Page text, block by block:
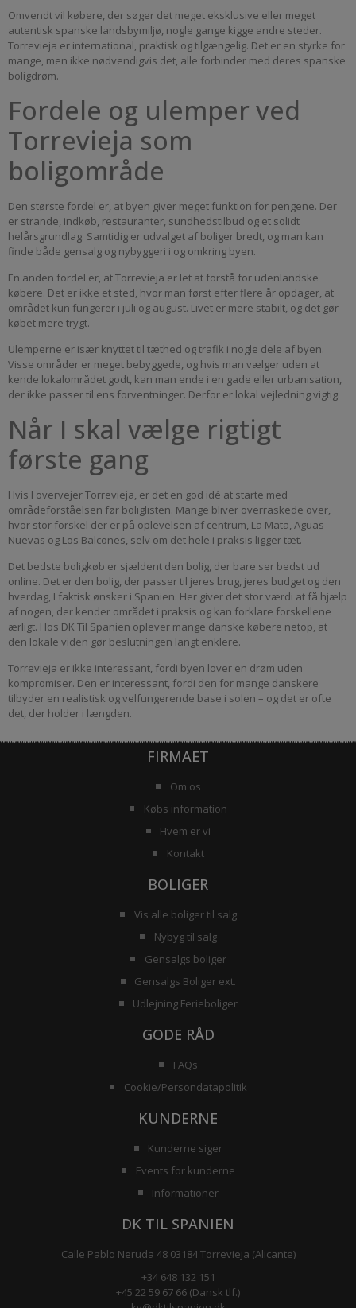
Omvendt vil købere, der søger det meget eksklusive eller meget
autentisk spanske landsbymiljø, nogle gange kigge andre steder.
Torrevieja er international, praktisk og tilgængelig. Det er en styrke for
mange, men ikke nødvendigvis det, alle forbinder med deres spanske
boligdrøm.
Fordele og ulemper ved
Torrevieja som
boligområde
Den største fordel er, at byen giver meget funktion for pengene. Der
er strande, indkøb, restauranter, sundhedstilbud og et solidt
helårsgrundlag. Samtidig er udvalget af boliger bredt, og man kan
finde både gensalg og nybyggeri i og omkring byen.
En anden fordel er, at Torrevieja er let at forstå for udenlandske
købere. Det er ikke et sted, hvor man først efter flere år opdager, at
området kun fungerer i juli og august. Livet er mere stabilt, og det gør
købet mere trygt.
Ulemperne er især knyttet til tæthed og trafik i nogle dele af byen.
Visse områder er meget bebyggede, og hvis man vælger uden at
kende lokalområdet godt, kan man ende i en gade eller urbanisation,
der ikke passer til ens forventninger. Derfor er lokal vejledning vigtig.
Når I skal vælge rigtigt
første gang
Hvis I overvejer Torrevieja, er det en god idé at starte med
områdeforståelsen før boliglisten. Mange bliver overraskede over,
hvor stor forskel der er på oplevelsen af centrum, La Mata, Aguas
Nuevas og Los Balcones, selv om det hele i praksis ligger tæt.
Det bedste boligkøb er sjældent den bolig, der bare ser bedst ud
online. Det er den bolig, der passer til jeres brug, jeres budget og den
hverdag, I faktisk ønsker i Spanien. Her giver det stor værdi at få hjælp
af nogen, der kender området i praksis og kan forklare forskellene
ærligt. Hos DK Til Spanien oplever mange danske købere netop, at
den lokale viden gør beslutningen langt enklere.
Torrevieja er ikke interessant, fordi byen lover en drøm uden
kompromiser. Den er interessant, fordi den for mange danskere
tilbyder en realistisk og velfungerende base i solen – og det er ofte
det, der holder i længden.
FIRMAET
Om os
Købs information
Hvem er vi
Kontakt
BOLIGER
Vis alle boliger til salg
Nybyg til salg
Gensalgs boliger
Gensalgs Boliger ext.
Udlejning Ferieboliger
GODE RÅD
FAQs
Cookie/Persondatapolitik
KUNDERNE
Kunderne siger
Events for kunderne
Informationer
DK TIL SPANIEN
Calle Pablo Neruda 48 03184 Torrevieja (Alicante)
+34 648 132 151
+45 22 59 67 66 (Dansk tlf.)